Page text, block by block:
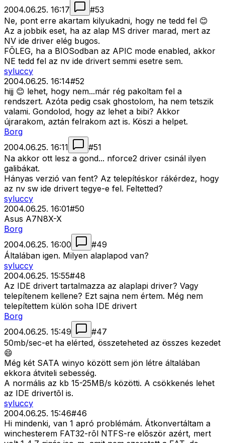
2004.06.25. 16:17
#53
Ne, pont erre akartam kilyukadni, hogy ne tedd fel 😊
Az a jobbik eset, ha az alap MS driver marad, mert az
NV ide driver elég bugos.
FÕLEG, ha a BIOSodban az APIC mode enabled, akkor
NE tedd fel az nv ide drivert semmi esetre sem.
syluccy
2004.06.25. 16:14#52
hijj 😊 lehet, hogy nem...már rég pakoltam fel a
rendszert. Azóta pedig csak ghostolom, ha nem tetszik
valami. Gondolod, hogy az lehet a bibi? Akkor
újrarakom, aztán felrakom azt is. Köszi a helpet.
Borg
2004.06.25. 16:11
#51
Na akkor ott lesz a gond... nforce2 driver csinál ilyen
galibákat.
Hányas verzió van fent? Az telepítéskor rákérdez, hogy
az nv sw ide drivert tegye-e fel. Feltetted?
syluccy
2004.06.25. 16:01#50
Asus A7N8X-X
Borg
2004.06.25. 16:00
#49
Általában igen. Milyen alaplapod van?
syluccy
2004.06.25. 15:55#48
Az IDE drivert tartalmazza az alaplapi driver? Vagy
telepítenem kellene? Ezt sajna nem értem. Még nem
telepítettem külön soha IDE drivert
Borg
2004.06.25. 15:49
#47
50mb/sec-et ha elérted, összeteheted az összes kezedet
😄
Még két SATA winyo között sem jön létre általában
ekkora átviteli sebesség.
A normális az kb 15-25MB/s közötti. A csökkenés lehet
az IDE drivertõl is.
syluccy
2004.06.25. 15:46#46
Hi mindenki, van 1 apró problémám. Átkonvertáltam a
winchesterem FAT32-rõl NTFS-re elõször azért, mert